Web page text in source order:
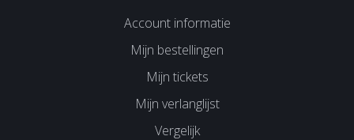
Account informatie
Mijn bestellingen
Mijn tickets
Mijn verlanglijst
Vergelijk